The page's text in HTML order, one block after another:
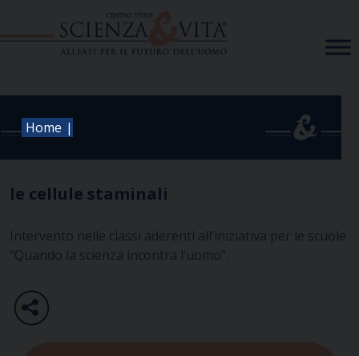
Home |
le cellule staminali
Intervento nelle classi aderenti all’iniziativa per le scuole
"Quando la scienza incontra l’uomo".